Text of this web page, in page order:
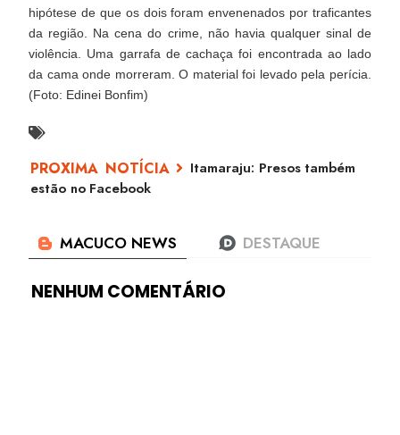
hipótese de que os dois foram envenenados por traficantes
da região. Na cena do crime, não havia qualquer sinal de
violência. Uma garrafa de cachaça foi encontrada ao lado
da cama onde morreram. O material foi levado pela perícia.
(Foto: Edinei Bonfim)
Itamaraju: Presos também
estão no Facebook
NENHUM COMENTÁRIO